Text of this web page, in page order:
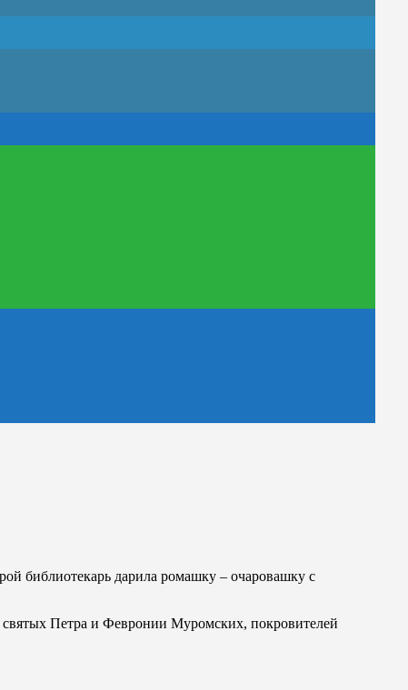
библиотекарь дарила ромашку – очаровашку с
Петра и Февронии Муромских, покровителей